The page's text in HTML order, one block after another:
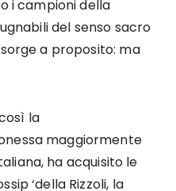
i campioni della
del senso sacro
a proposito: ma
la
maggiormente
ha acquisito le
‘della Rizzoli, la